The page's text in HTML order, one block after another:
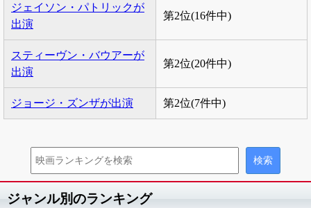
ジェイソン・パトリックが
出演
第2位(16件中)
スティーヴン・バウアーが
出演
第2位(20件中)
ジョージ・ズンザが出演 第2位(7件中)
ジャンル別のランキング